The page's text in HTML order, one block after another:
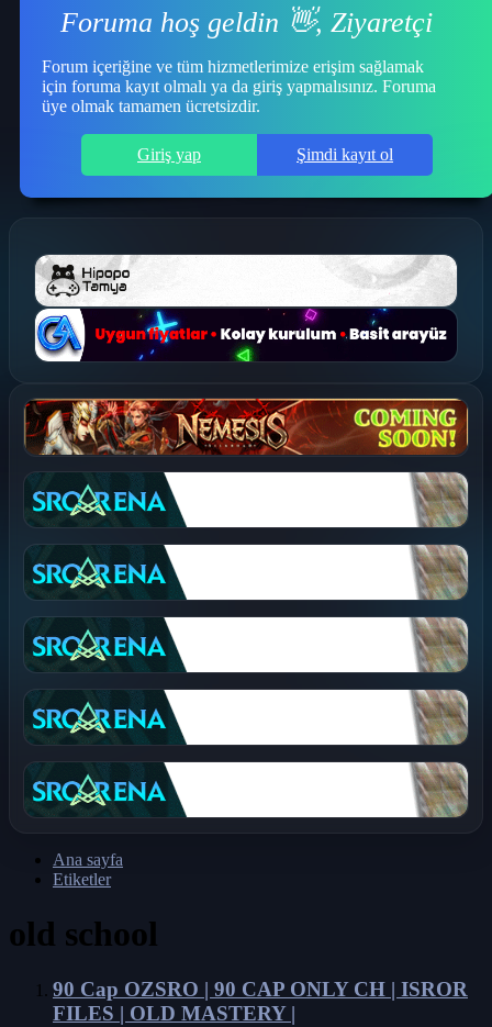
Foruma hoş geldin 👋, Ziyaretçi
Forum içeriğine ve tüm hizmetlerimize erişim sağlamak
için foruma kayıt olmalı ya da giriş yapmalısınız. Foruma
üye olmak tamamen ücretsizdir.
Giriş yap Şimdi kayıt ol
Ana sayfa
Etiketler
old school
90 Cap OZSRO | 90 CAP ONLY CH | ISROR
FILES | OLD MASTERY |